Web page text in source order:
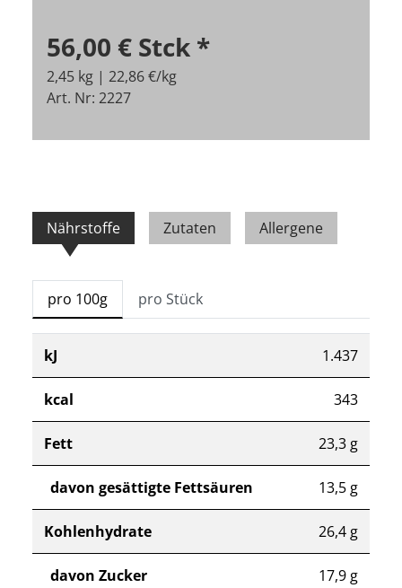
56,00 € Stck *
2,45 kg | 22,86 €/kg
Art. Nr: 2227
Nährstoffe Zutaten Allergene
pro 100g pro Stück
kJ 1.437
kcal 343
Fett 23,3 g
davon gesättigte Fettsäuren 13,5 g
Kohlenhydrate 26,4 g
davon Zucker 17,9 g